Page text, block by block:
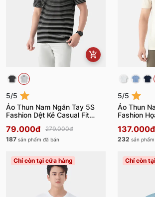
5/5
Áo Thun Nam Ngắn Tay 5S
Fashion Dệt Kẻ Casual Fit
79.000đ
279.000đ
187 sản phẩm đã bán
5/5
Áo Thun
Fashion
137.000đ
232 sản
Chỉ còn tại cửa hàng Chỉ còn